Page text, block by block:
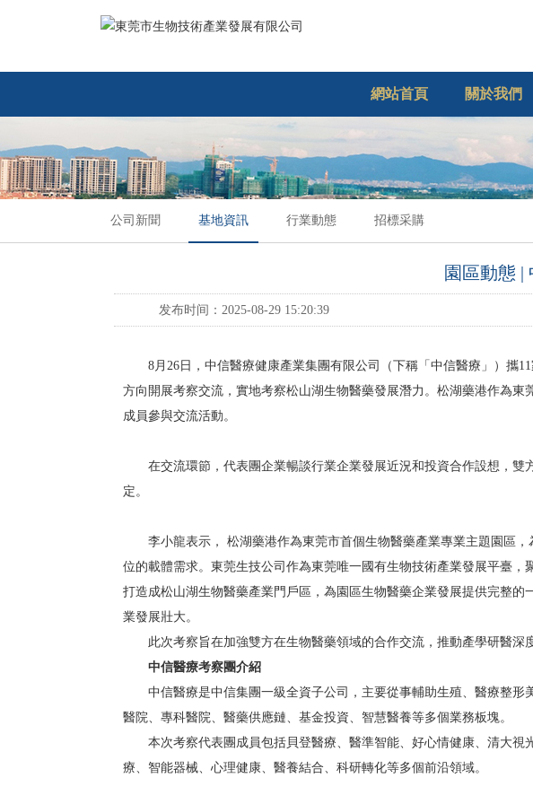
網站首頁 關於我們
公司新聞 基地資訊 行業動態 招標采購
園區動態 |
发布时间：2025-08-29 15:20:39
8月26日，中信醫療健康產業集團有限公司（下稱「中信醫療」）攜
方向開展考察交流，實地考察松山湖生物醫藥發展潛力。松湖藥港作為
成員參與交流活動。
在交流環節，代表團企業暢談行業企業發展近況和投資合作設想，雙
定。
李小龍表示， 松湖藥港作為東莞市首個生物醫藥產業專業主題園區，
位的載體需求。東莞生技公司作為東莞唯一國有生物技術產業發展平臺
打造成松山湖生物醫藥產業門戶區，為園區生物醫藥企業發展提供完整
業發展壯大。
此次考察旨在加強雙方在生物醫藥領域的合作交流，推動產學研醫深
中信醫療考察團介紹
中信醫療是中信集團一級全資子公司，主要從事輔助生殖、醫療整形
醫院、專科醫院、醫藥供應鏈、基金投資、智慧醫養等多個業務板塊。
本次考察代表團成員包括貝登醫療、醫準智能、好心情健康、清大視
療、智能器械、心理健康、醫養結合、科研轉化等多個前沿領域。